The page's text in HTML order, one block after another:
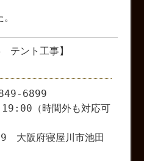
テント工事】
6899
（時間外も対応可
大阪府寝屋川市池田